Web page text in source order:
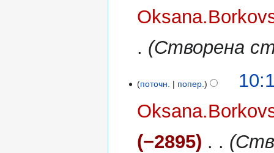
Створена
поточн. попер.
−2895